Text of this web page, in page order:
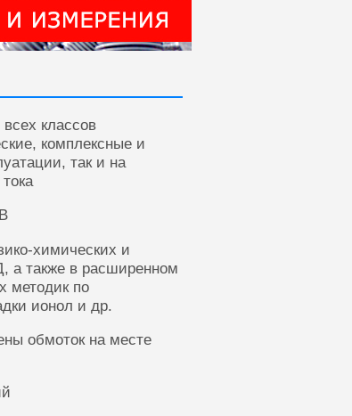
классов
комплексные и
так и на
химических и
а также в расширенном
методик по
ионол и др.
обмоток на месте